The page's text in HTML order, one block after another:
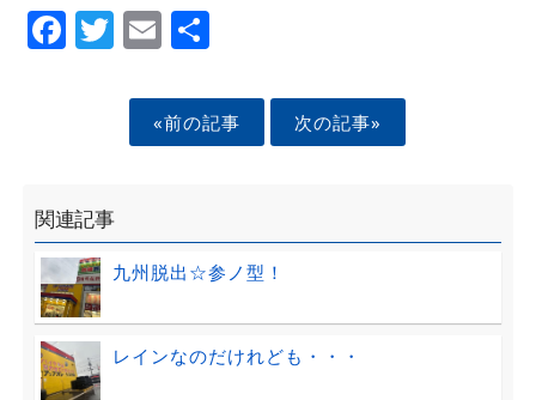
Facebook
Twitter
EmailShare
«前の記事 次の記事»
関連記事
九州脱出☆参ノ型！
レインなのだけれども・・・